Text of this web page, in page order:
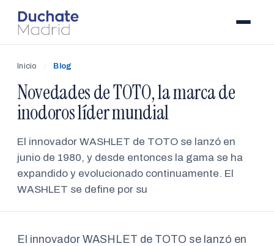
Inicio / Blog
Novedades de TOTO, la marca de
inodoros líder mundial
El innovador WASHLET de TOTO se lanzó en
junio de 1980, y desde entonces la gama se ha
expandido y evolucionado continuamente. El
WASHLET se define por su
El innovador WASHLET de TOTO se lanzó en